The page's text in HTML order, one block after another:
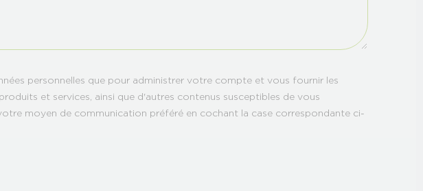
personnelles que pour administrer votre compte et vous fournir les
et services, ainsi que d'autres contenus susceptibles de vous
moyen de communication préféré en cochant la case correspondante ci-